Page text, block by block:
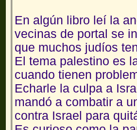
En algún libro leí la
vecinas de portal se
que muchos judíos
El tema palestino es
cuando tienen
Echarle la culpa a
mandó a combatir a
contra Israel para